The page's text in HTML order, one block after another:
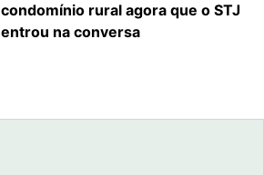
condomínio rural agora que o STJ
entrou na conversa